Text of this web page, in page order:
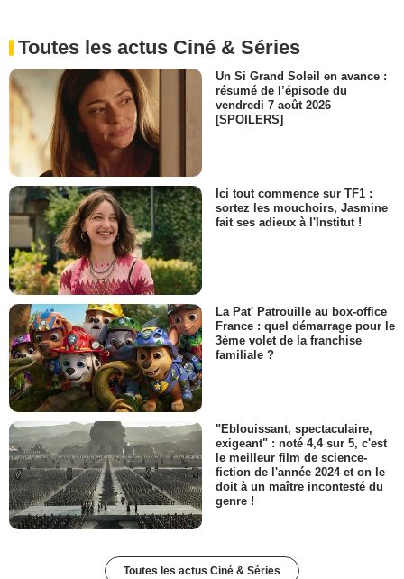
Toutes les actus Ciné & Séries
Un Si Grand Soleil en avance :
résumé de l’épisode du
vendredi 7 août 2026
[SPOILERS]
Ici tout commence sur TF1 :
sortez les mouchoirs, Jasmine
fait ses adieux à l'Institut !
La Pat' Patrouille au box-office
France : quel démarrage pour le
3ème volet de la franchise
familiale ?
"Eblouissant, spectaculaire,
exigeant" : noté 4,4 sur 5, c'est
le meilleur film de science-
fiction de l'année 2024 et on le
doit à un maître incontesté du
genre !
Toutes les actus Ciné & Séries